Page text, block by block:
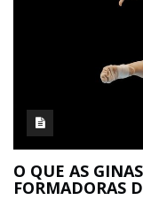
O QUE AS
FORMADORAS